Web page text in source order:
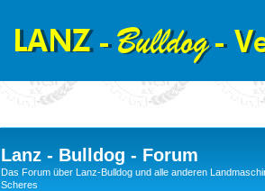
Lanz - Bulldog - Forum
Das Forum über Lanz-Bulldog und alle anderen
Scheres